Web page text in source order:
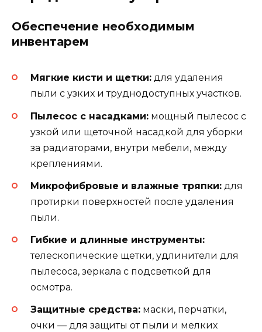
Обеспечение необходимым
инвентарем
Мягкие кисти и щетки: для удаления
пыли с узких и труднодоступных участков.
Пылесос с насадками: мощный пылесос с
узкой или щеточной насадкой для уборки
за радиаторами, внутри мебели, между
креплениями.
Микрофибровые и влажные тряпки: для
протирки поверхностей после удаления
пыли.
Гибкие и длинные инструменты:
телескопические щетки, удлинители для
пылесоса, зеркала с подсветкой для
осмотра.
Защитные средства: маски, перчатки,
очки — для защиты от пыли и мелких